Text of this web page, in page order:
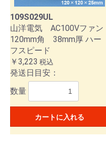
109S029UL
山洋電気 AC100Vファン
120mm角 38mm厚 ハー
フスピード
￥3,223 税込
発送日目安：
数量
カートに入れる